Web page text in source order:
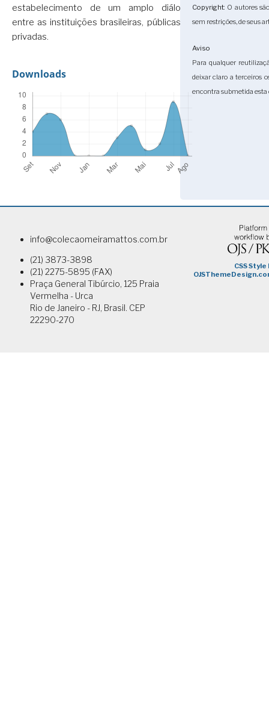
estabelecimento de um amplo diálogo
entre as instituições brasileiras, públicas e
privadas.
Downloads
Copyright: O autores
sem restrições, de seus
Aviso
Para qualquer
deixar claro a terceiros
encontra submetida esta
info@colecaomeiramattos.com.br
(21) 3873-3898
(21) 2275-5895 (FAX)
Praça General Tibúrcio, 125 Praia
Vermelha - Urca
Rio de Janeiro - RJ, Brasil. CEP
22290-270